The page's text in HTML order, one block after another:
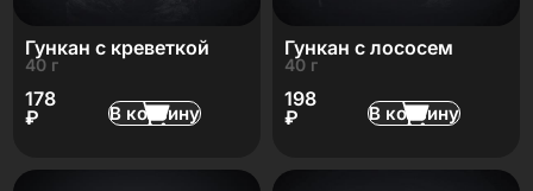
Гункан с креветкой
40 г
178
₽
В корзину
Гункан с лососем
40 г
198
₽
В корзину